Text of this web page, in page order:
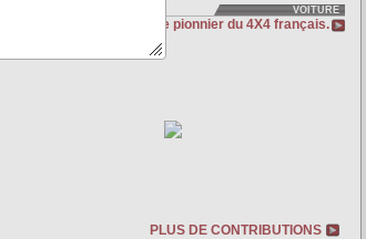
VOITURE
PEUGEOT DANGEL 504, le pionnier du 4X4 français.
PLUS DE CONTRIBUTIONS